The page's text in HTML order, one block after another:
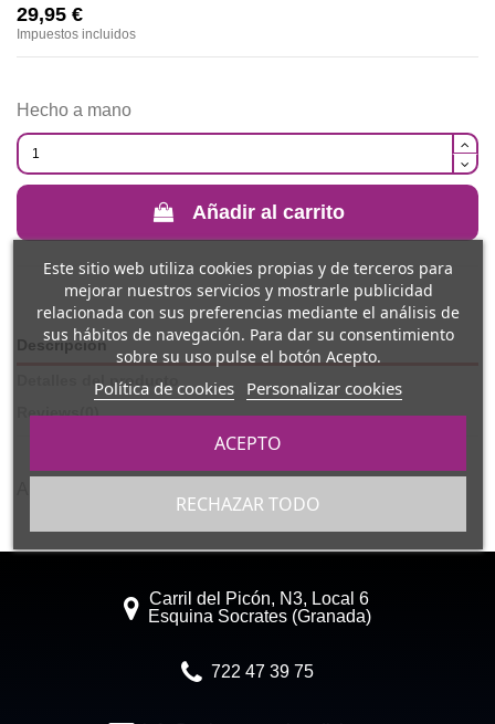
29,95 €
Impuestos incluidos
Hecho a mano
Añadir al carrito
Descripción
Detalles del producto
Reviews(0)
Carril del Picón, N3, Local 6
Esquina Socrates (Granada)
722 47 39 75
Este sitio web utiliza cookies propias y de terceros para
mejorar nuestros servicios y mostrarle publicidad
relacionada con sus preferencias mediante el análisis de
sus hábitos de navegación. Para dar su consentimiento
sobre su uso pulse el botón Acepto.
Política de cookies Personalizar cookies
RECHAZAR TODO
ACEPTO